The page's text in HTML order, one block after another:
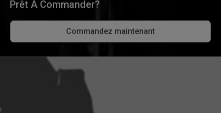
Prêt À Commander?
Commandez maintenant